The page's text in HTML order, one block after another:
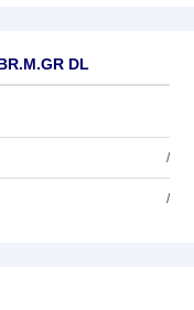
DL
/
/